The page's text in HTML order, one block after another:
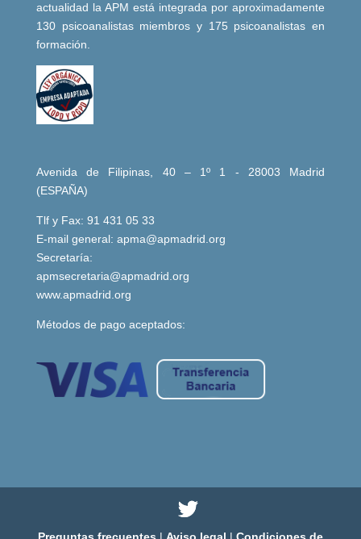
actualidad la APM está integrada por aproximadamente
130 psicoanalistas miembros y 175 psicoanalistas en
formación.
Avenida de Filipinas, 40 – 1º 1 - 28003 Madrid
(ESPAÑA)
Tlf y Fax: 91 431 05 33
E-mail general: apma@apmadrid.org
Secretaría:
apmsecretaria@apmadrid.org
www.apmadrid.org
Métodos de pago aceptados: